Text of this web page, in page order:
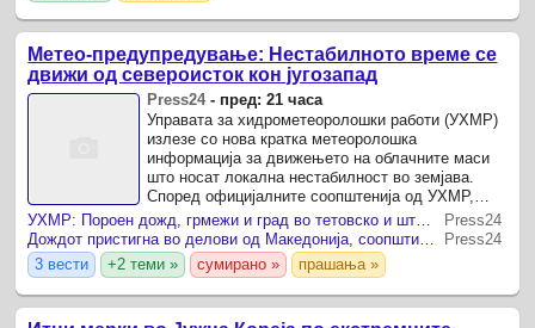
Метео-предупредување: Нестабилното време се
движи од североисток кон југозапад
Press24- пред: 21 часа
Управата за хидрометеоролошки работи (УХМР)
излезе со нова кратка метеоролошка
информација за движењето на облачните маси
што носат локална нестабилност во земјава.
Според официјалните соопштенија од УХМР,
регистрирано е преместување на нестабилното
време.
УХМР: Пороен дожд, грмежи и град во тетовско и штипско
Press24
Дождот пристигна во делови од Македонија, соопшти УХМР
Press24
3 вести
+2 теми » сумирано » прашања »